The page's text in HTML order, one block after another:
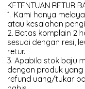
KETENTUAN RETUR
1. Kami hanya
atau kesalahan
2. Batas komplain 2
sesuai dengan resi,
retur.
3. Apabila stok baju
dengan produk yang
refund uang/tukar